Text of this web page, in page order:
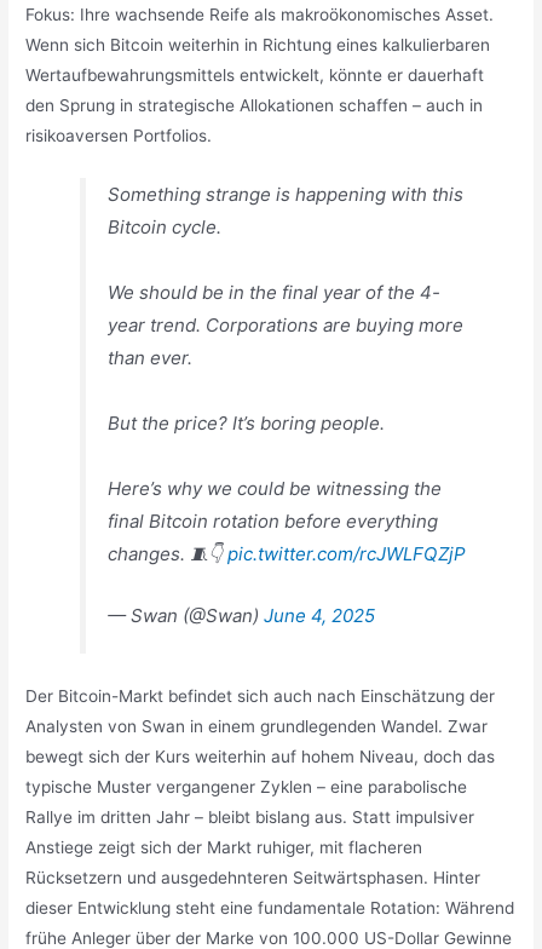
Fokus: Ihre wachsende Reife als makroökonomisches Asset.
Wenn sich Bitcoin weiterhin in Richtung eines kalkulierbaren
Wertaufbewahrungsmittels entwickelt, könnte er dauerhaft
den Sprung in strategische Allokationen schaffen – auch in
risikoaversen Portfolios.
Something strange is happening with this
Bitcoin cycle.
We should be in the final year of the 4-
year trend. Corporations are buying more
than ever.
But the price? It’s boring people.
Here’s why we could be witnessing the
final Bitcoin rotation before everything
changes. 🧵👇pic.twitter.com/rcJWLFQZjP
— Swan (@Swan)June 4, 2025
Der Bitcoin-Markt befindet sich auch nach Einschätzung der
Analysten von Swan in einem grundlegenden Wandel. Zwar
bewegt sich der Kurs weiterhin auf hohem Niveau, doch das
typische Muster vergangener Zyklen – eine parabolische
Rallye im dritten Jahr – bleibt bislang aus. Statt impulsiver
Anstiege zeigt sich der Markt ruhiger, mit flacheren
Rücksetzern und ausgedehnteren Seitwärtsphasen. Hinter
dieser Entwicklung steht eine fundamentale Rotation: Während
frühe Anleger über der Marke von 100.000 US-Dollar Gewinne